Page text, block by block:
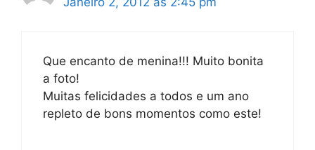
Que encanto de menina!!! Muito bonita
a foto!
Muitas felicidades a todos e um ano
repleto de bons momentos como este!